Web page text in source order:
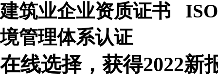
建筑业企业资质证书
境管理体系认证
在线选择，获得2022新